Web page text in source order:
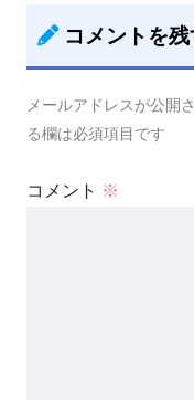
コメントを残
メールアドレスが公開
る欄は必須項目です
コメント ※